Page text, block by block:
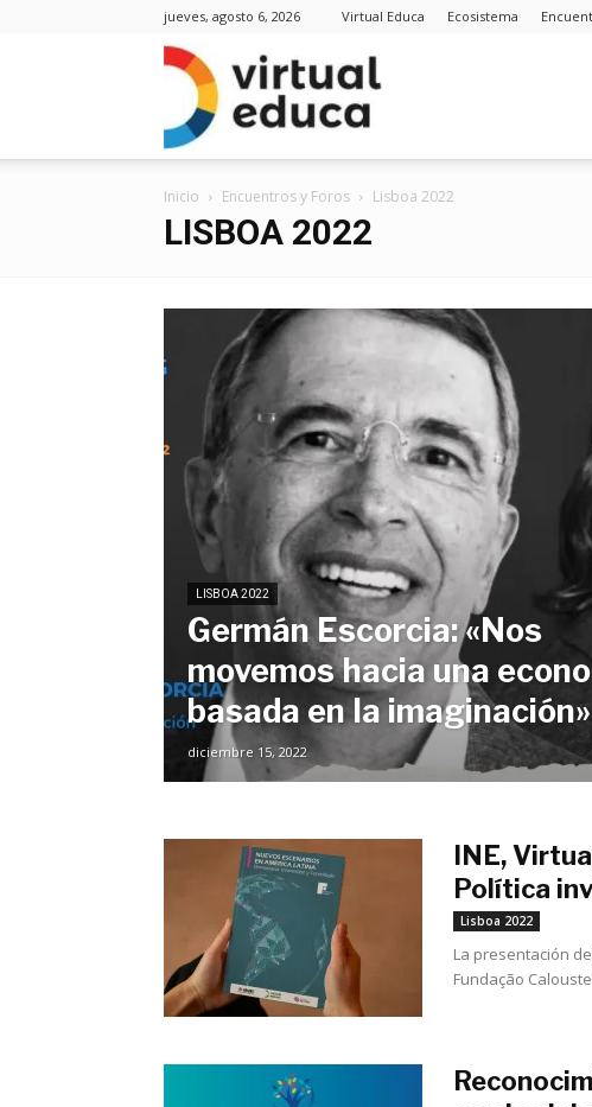
jueves, agosto 6, 2026 Virtual Educa Ecosistema
Noticias
Inicio Encuentros y Foros Lisboa 2022
LISBOA 2022
LISBOA 2022
Germán Escorcia: «Nos
movemos hacia una
basada en la imaginación»
diciembre 15, 2022
INE,
Política
Lisboa 2022
La presentación
Fundação